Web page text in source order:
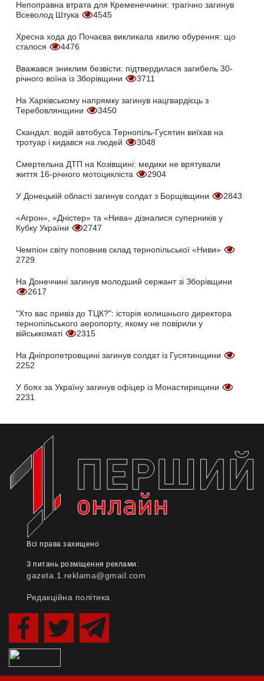
Непоправна втрата для Кременеччини: трагічно загинув
Всеволод Штука
4545
Хресна хода до Почаєва викликала хвилю обурення: що
сталося
4476
Вважався зниклим безвісти: підтвердилася загибель 30-
річного воїна із Зборівщини
3711
На Харківському напрямку загинув нацгвардієць з
Теребовлянщини
3450
Скандал: водій автобуса Тернопіль-Гусятин виїхав на
тротуар і кидався на людей
3048
Смертельна ДТП на Козівщині: медики не врятували
життя 16-річного мотоцикліста
2904
У Донецькій області загинув солдат з Борщівщини 2843
«Агрон», «Дністер» та «Нива» дізналися суперників у
Кубку України
2747
Чемпіон світу поповнив склад тернопільської «Ниви»
2729
На Донеччині загинув молодший сержант зі Зборівщини
2617
"Хто вас привіз до ТЦК?": історія колишнього директора
тернопільського аеропорту, якому не повірили у
військкоматі
2315
На Дніпропетровщині загинув солдат із Гусятинщини
2252
У боях за Україну загинув офіцер із Монастирищини
2231
Всі права захищено
З питань розміщення реклами:
gazeta.1.reklama@gmail.com
Редакційна політика